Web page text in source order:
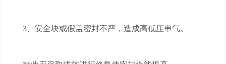
3、安全块或假盖密封不严，造成高低压串气。